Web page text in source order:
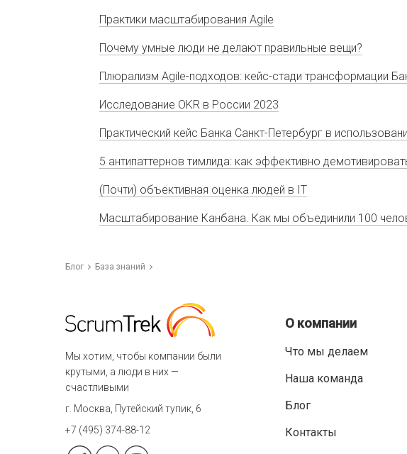
Практики масштабирования Agile
Почему умные люди не делают правильные вещи?
Плюрализм Agile-подходов: кейс-стади трансформации
Исследование OKR в России 2023
Практический кейс Банка Санкт-Петербург в
5 антипаттернов тимлида: как эффективно
(Почти) объективная оценка людей в IT
Масштабирование Канбана. Как мы объединили 100
Блог База знаний
Мы хотим, чтобы компании были
крутыми, а люди в них —
счастливыми
г. Москва, Путейский тупик, 6
+7 (495) 374-88-12
О компании
Что мы делаем
Наша команда
Блог
Контакты